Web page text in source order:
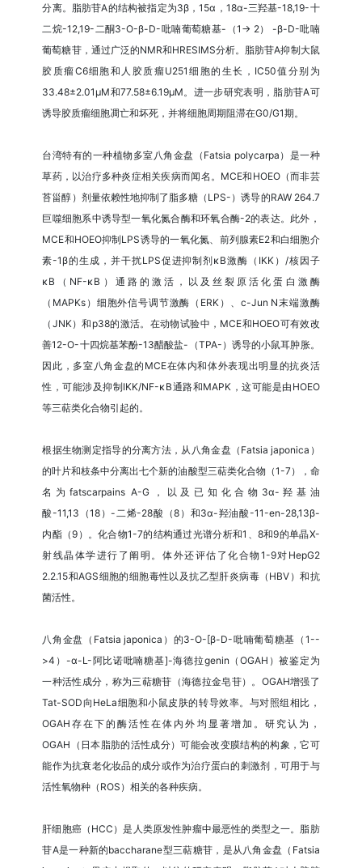
分离。脂肪苷A的结构被指定为3β，15α，18α-三羟基-18,19-十
二烷-12,19-二酮3-O-β-D-吡喃葡萄糖基-（1→ 2） -β-D-吡喃
葡萄糖苷，通过广泛的NMR和HRESIMS分析。脂肪苷A抑制大鼠
胶质瘤C6细胞和人胶质瘤U251细胞的生长，IC50值分别为
33.48±2.01µM和77.58±6.19µM。进一步研究表明，脂肪苷A可
诱导胶质瘤细胞凋亡和坏死，并将细胞周期阻滞在G0/G1期。
台湾特有的一种植物多室八角金盘（Fatsia polycarpa）是一种
草药，以治疗多种炎症相关疾病而闻名。MCE和HOEO（而非芸
苔甾醇）剂量依赖性地抑制了脂多糖（LPS-）诱导的RAW 264.7
巨噬细胞系中诱导型一氧化氮合酶和环氧合酶-2的表达。此外，
MCE和HOEO抑制LPS诱导的一氧化氮、前列腺素E2和白细胞介
素-1β的生成，并干扰LPS促进抑制剂κB激酶（IKK）/核因子
κB（NF-κB）通路的激活，以及丝裂原活化蛋白激酶
（MAPKs）细胞外信号调节激酶（ERK）、c-Jun N末端激酶
（JNK）和p38的激活。在动物试验中，MCE和HOEO可有效改
善12-O-十四烷基苯酚-13醋酸盐-（TPA-）诱导的小鼠耳肿胀。
因此，多室八角金盘的MCE在体内和体外表现出明显的抗炎活
性，可能涉及抑制IKK/NF-κB通路和MAPK，这可能是由HOEO
等三萜类化合物引起的。
根据生物测定指导的分离方法，从八角金盘（Fatsia japonica）
的叶片和枝条中分离出七个新的油酸型三萜类化合物（1-7），命
名为fatscarpains A-G，以及已知化合物3α-羟基油
酸-11,13（18）-二烯-28酸（8）和3α-羟油酸-11-en-28,13β-
内酯（9）。化合物1-7的结构通过光谱分析和1、8和9的单晶X-
射线晶体学进行了阐明。体外还评估了化合物1-9对HepG2
2.2.15和AGS细胞的细胞毒性以及抗乙型肝炎病毒（HBV）和抗
菌活性。
八角金盘（Fatsia japonica）的3-O-[β-D-吡喃葡萄糖基（1--
>4）-α-L-阿比诺吡喃糖基]-海德拉genin（OGAH）被鉴定为
一种活性成分，称为三萜糖苷（海德拉金皂苷）。OGAH增强了
Tat-SOD向HeLa细胞和小鼠皮肤的转导效率。与对照组相比，
OGAH存在下的酶活性在体内外均显著增加。研究认为，
OGAH（日本脂肪的活性成分）可能会改变膜结构的构象，它可
能作为抗衰老化妆品的成分或作为治疗蛋白的刺激剂，可用于与
活性氧物种（ROS）相关的各种疾病。
肝细胞癌（HCC）是人类原发性肿瘤中最恶性的类型之一。脂肪
苷A是一种新的baccharane型三萜糖苷，是从八角金盘（Fatsia